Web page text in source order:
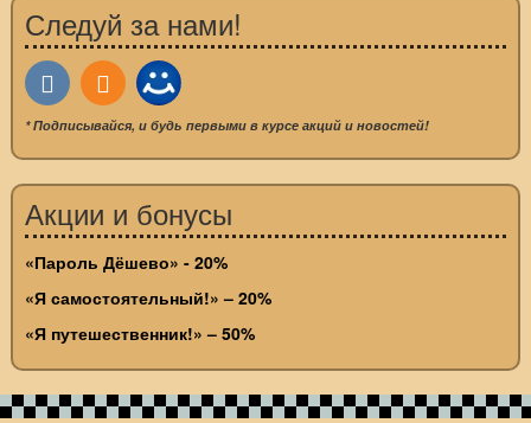
Следуй за нами!
* Подписывайся, и будь первыми в курсе акций и новостей!
Акции и бонусы
«Пароль Дёшево» - 20%
«Я самостоятельный!» – 20%
«Я путешественник!» – 50%